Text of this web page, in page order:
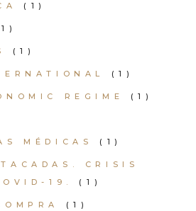
(1)
(1)
(1)
REGIME (1)
MÉDICAS (1)
CRISIS
19.
(1)
(1)